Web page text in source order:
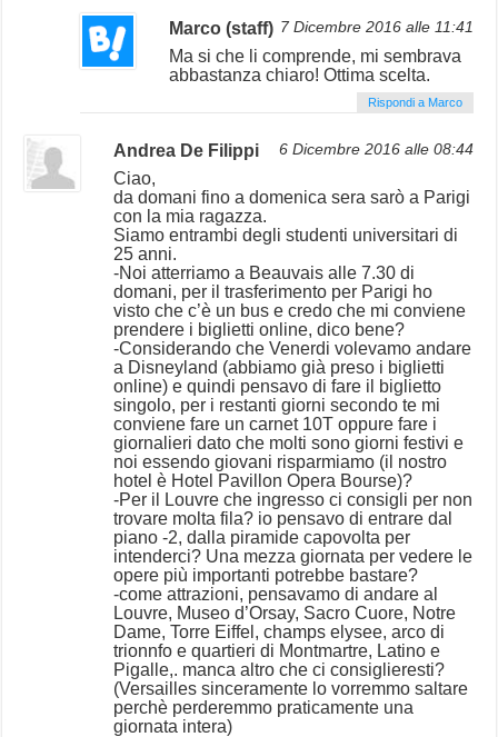
Marco (staff) 7 Dicembre 2016 alle 11:41
Ma si che li comprende, mi sembrava
abbastanza chiaro! Ottima scelta.
Rispondi a Marco
Andrea De Filippi 6 Dicembre 2016 alle 08:44
Ciao,
da domani fino a domenica sera sarò a Parigi
con la mia ragazza.
Siamo entrambi degli studenti universitari di
25 anni.
-Noi atterriamo a Beauvais alle 7.30 di
domani, per il trasferimento per Parigi ho
visto che c’è un bus e credo che mi conviene
prendere i biglietti online, dico bene?
-Considerando che Venerdi volevamo andare
a Disneyland (abbiamo già preso i biglietti
online) e quindi pensavo di fare il biglietto
singolo, per i restanti giorni secondo te mi
conviene fare un carnet 10T oppure fare i
giornalieri dato che molti sono giorni festivi e
noi essendo giovani risparmiamo (il nostro
hotel è Hotel Pavillon Opera Bourse)?
-Per il Louvre che ingresso ci consigli per non
trovare molta fila? io pensavo di entrare dal
piano -2, dalla piramide capovolta per
intenderci? Una mezza giornata per vedere le
opere più importanti potrebbe bastare?
-come attrazioni, pensavamo di andare al
Louvre, Museo d’Orsay, Sacro Cuore, Notre
Dame, Torre Eiffel, champs elysee, arco di
trionnfo e quartieri di Montmartre, Latino e
Pigalle,. manca altro che ci consiglieresti?
(Versailles sinceramente lo vorremmo saltare
perchè perderemmo praticamente una
giornata intera)